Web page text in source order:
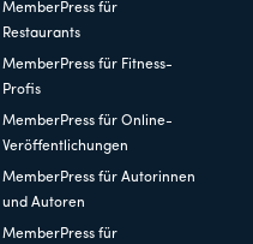
MemberPress für
Restaurants
MemberPress für Fitness-
Profis
MemberPress für Online-
Veröffentlichungen
MemberPress für Autorinnen
und Autoren
MemberPress für